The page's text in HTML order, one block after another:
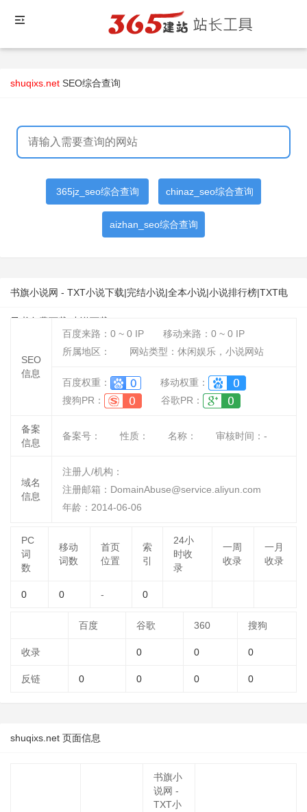
shuqixs.net SEO综合查询
365jz_seo综合查询 chinaz_seo综合查询
aizhan_seo综合查询
书旗小说网 - TXT小说下载|完结小说|全本小说|小说排行榜|TXT电
子书免费下载|小说下载
SEO
信息
百度来路： 0 ~ 0 IP 移动来路： 0 ~ 0 IP
所属地区：
网站类型：休闲娱乐，小说网站
百度权重：
移动权重：
搜狗PR：
谷歌PR：
备案
信息
备案号： 性质： 名称： 审核时间： -
域名
信息
注册人/机构：
注册邮箱：DomainAbuse@service.aliyun.com
年龄：2014-06-06
PC
词
数
移动
词数
首页
位置
索
引
24小
时收
录
一周
收录
一月
收录
0 0 - 0
百度 谷歌 360 搜狗
收录 0 0 0
反链 0 0 0 0
shuqixs.net 页面信息
书旗小
说网 -
TXT小